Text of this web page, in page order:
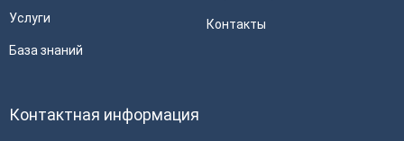
Услуги
База знаний
Контакты
Контактная информация